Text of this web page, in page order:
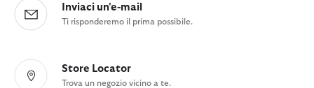
Inviaci un'e-mail
Ti risponderemo il prima possibile.
Store Locator
Trova un negozio vicino a te.